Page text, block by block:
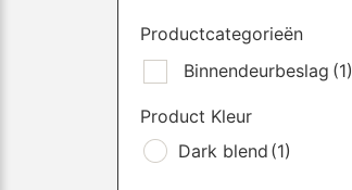
Productcategorieën
Binnendeurbeslag (1)
Product Kleur
Dark blend (1)